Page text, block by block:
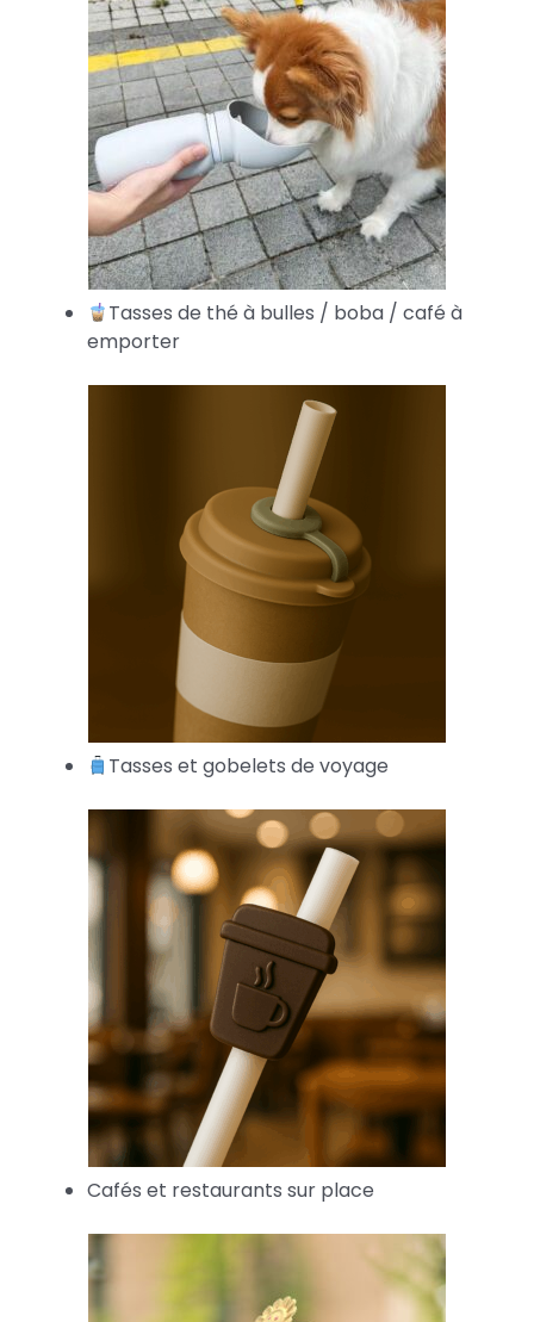
Tasses de thé à bulles / boba / café à
emporter
Tasses et gobelets de voyage
Cafés et restaurants sur place